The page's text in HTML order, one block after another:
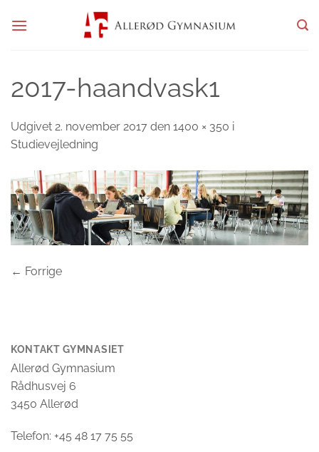
2017-haandvask1
Udgivet 2. november 2017 den 1400 × 350 i
Studievejledning
← Forrige
KONTAKT GYMNASIET
Allerød Gymnasium
Rådhusvej 6
3450 Allerød
Telefon: +45 48 17 75 55